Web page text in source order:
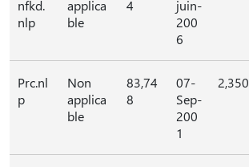
nfkd.
nlp
applica
ble
4
juin-
200
6
Prc.nl
p
Non
applica
ble
83,74
8
07-
Sep-
200
1
2,350